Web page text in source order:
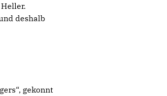
deshalb
gekonnt